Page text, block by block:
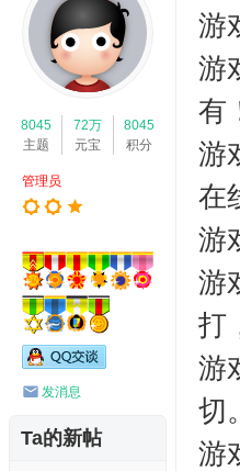
8045
主题
72万
元宝
8045
积分
管理员
发消息
Ta的新帖
游
游
有
游
在
游
游
打
游
切。
游